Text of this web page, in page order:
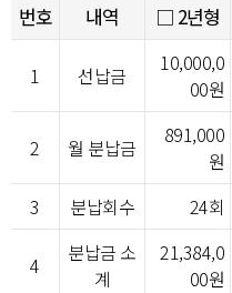
번호 내역 □ 2년형
1 선납금
10,000,0
00원
2 월 분납금
891,000
원
3
분납회수 24회
4
분납금 소
계
21,384,0
00원